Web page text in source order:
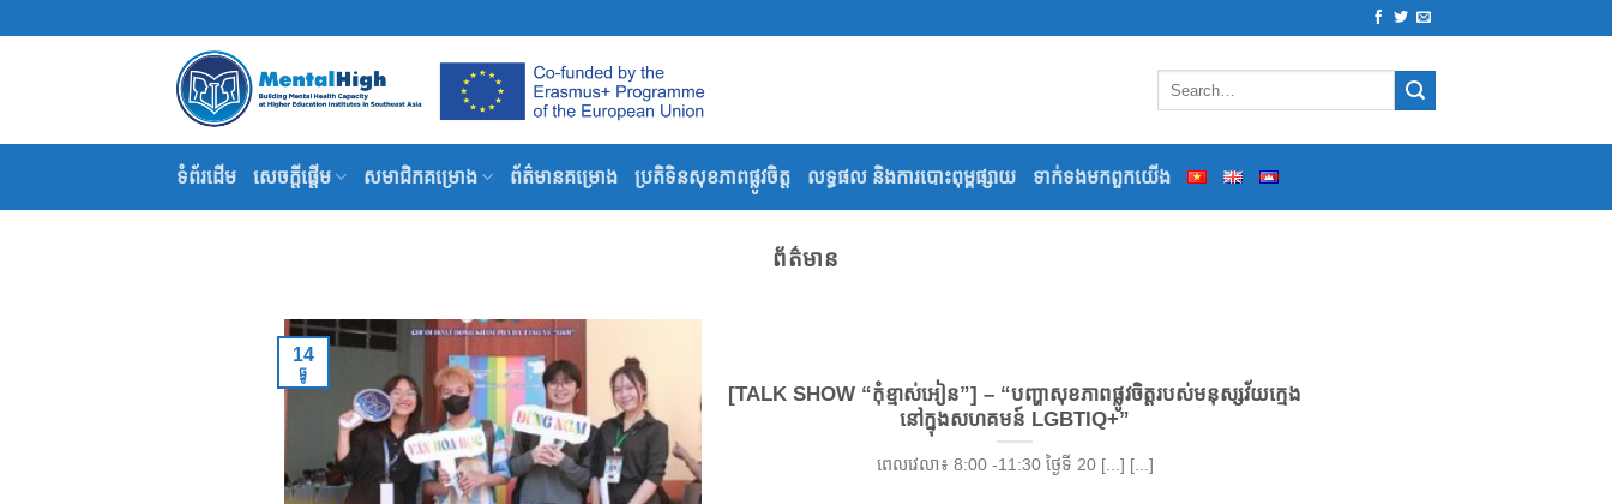
ទំព័រដើម សេចក្តីផ្តើម សមាជិកគម្រោង ព័ត៌មានគម្រោង ប្រតិទិនសុខភាពផ្លូវចិត្ត លទ្ធផល និងការបោះពុម្ពផ្សាយ ទាក់ទងមកពួកយើង
ព័ត៌មាន
[TALK SHOW “កុំខ្មាស់អៀន”] – “បញ្ហាសុខភាពផ្លូវចិត្តរបស់មនុស្សវ័យក្មេង
នៅក្នុងសហគមន៍ LGBTIQ+”
ពេលវេលា៖ 8:00 -11:30 ថ្ងៃទី 20 [...] [...]
14
ធ្នូ